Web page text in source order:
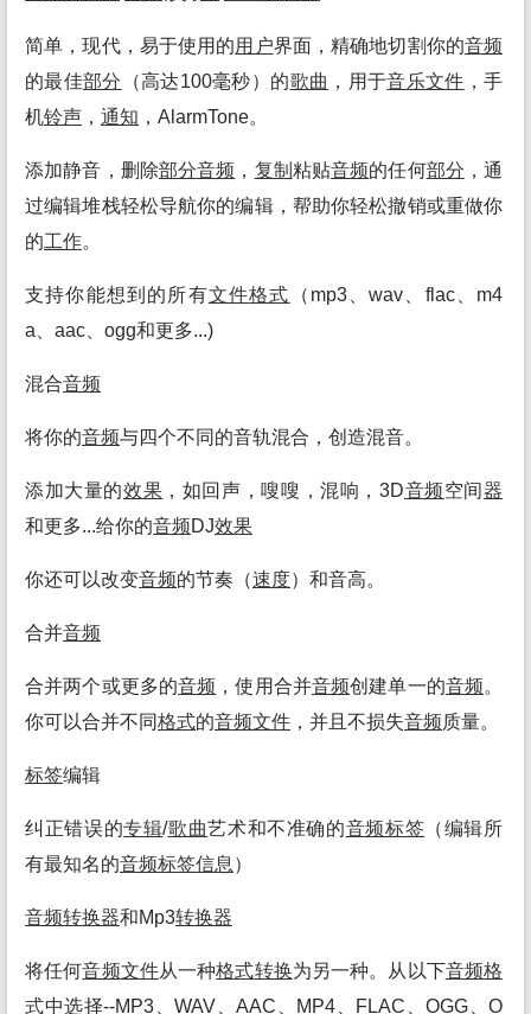
简单，现代，易于使用的用户界面，精确地切割你的音频
的最佳部分 （高达100毫秒）的歌曲 ，用于音乐文件 ，手
机铃声 ， 通知 ，AlarmTone。
添加静音，删除部分音频 ， 复制 粘贴音频的任何部分 ，通
过编辑堆栈轻松导航你的编辑，帮助你轻松撤销或重做你
的工作。
支持你能想到的所有文件格式 （mp3、wav、flac、m4
a、aac、ogg和更多...)
混合音频
将你的音频与四个不同的音轨混合，创造混音。
添加大量的效果 ，如回声，嗖嗖，混响，3D音频空间器
和更多...给你的音频DJ效果
你还可以改变音频的节奏（速度）和音高。
合并音频
合并两个或更多的音频 ，使用合并音频创建单一的音频。
你可以合并不同格式的音频文件 ，并且不损失音频质量。
标签编辑
纠正错误的专辑/歌曲艺术和不准确的音频标签 （编辑所
有最知名的音频标签信息 ）
音频转换器和Mp3转换器
将任何音频文件从一种格式转换为另一种。从以下音频格
式中选择--MP3、WAV、AAC、MP4、FLAC、OGG、O